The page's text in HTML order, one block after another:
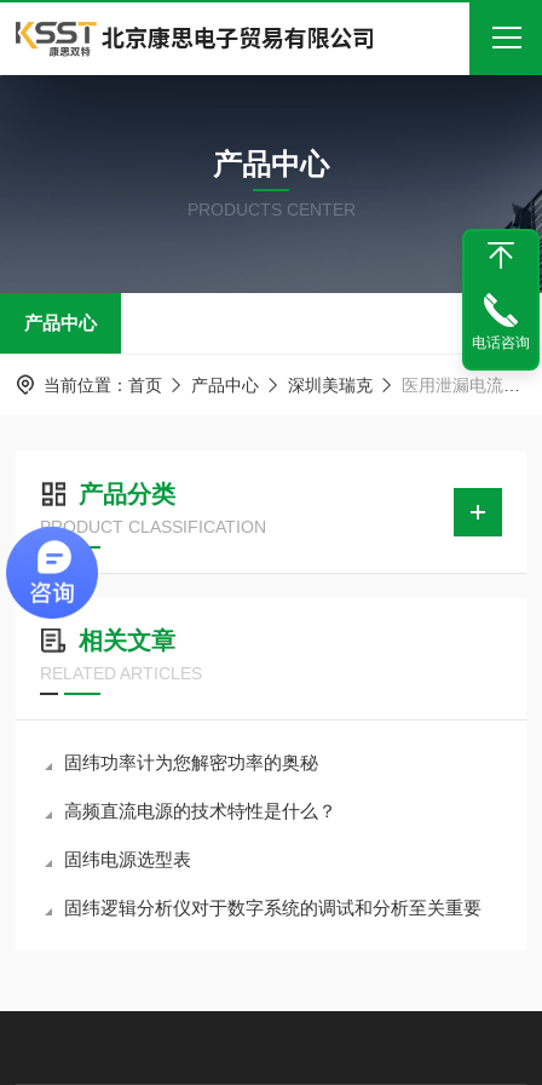
关于我们
产品中心
在线留言
产品中心
PRODUCTS CENTER
产品中心
当前位置： 首页 产品中心 深圳美瑞克 医用泄漏电流测试仪
产品分类
PRODUCT CLASSIFICATION
相关文章
RELATED ARTICLES
固纬功率计为您解密功率的奥秘
高频直流电源的技术特性是什么？
固纬电源选型表
固纬逻辑分析仪对于数字系统的调试和分析至关重要
电话咨询